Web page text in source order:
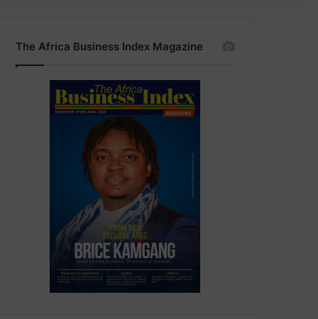
The Africa Business Index Magazine